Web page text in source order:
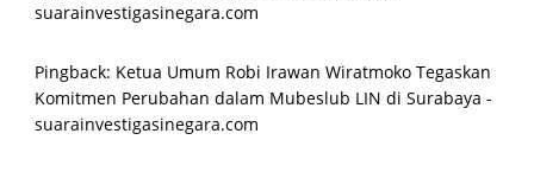
suarainvestigasinegara.com
Pingback: Ketua Umum Robi Irawan Wiratmoko Tegaskan
Komitmen Perubahan dalam Mubeslub LIN di Surabaya -
suarainvestigasinegara.com